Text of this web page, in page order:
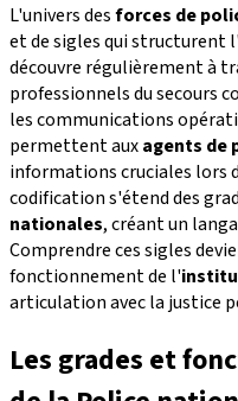
L'univers desforces de
et de sigles qui structurent
découvre régulièrement à
professionnels du secours
les communications
permettent auxagents de
informations cruciales lors
codification s'étend des
nationales, créant un
Comprendre ces sigles
fonctionnement de l'
articulation avec la justice
Les grades et